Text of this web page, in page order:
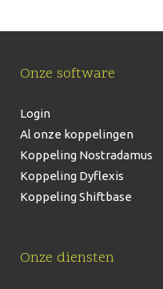
Onze software
Login
Al onze koppelingen
Koppeling Nostradamus
Koppeling Dyflexis
Koppeling Shiftbase
Onze diensten